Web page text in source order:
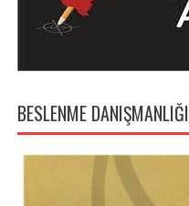
BESLENME DANIŞMANLIĞI